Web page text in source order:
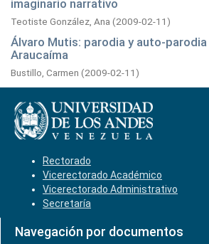
imaginario narrativo
Teotiste González, Ana (2009-02-11)
Álvaro Mutis: parodia y auto-
Araucaíma
Bustillo, Carmen (2009-02-11)
Rectorado
Vicerectorado Académico
Vicerectorado Administrativo
Secretaría
Navegación por documentos